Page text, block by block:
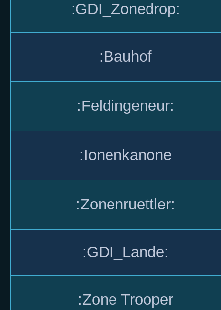
:GDI_Zonedrop:
:Bauhof
:Feldingeneur:
:Ionenkanone
:Zonenruettler:
:GDI_Lande:
:Zone Trooper